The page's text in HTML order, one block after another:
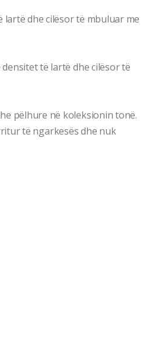
lartë dhe cilësor të mbuluar me
të lartë dhe cilësor të
pëlhure në koleksionin tonë.
të ngarkesës dhe nuk